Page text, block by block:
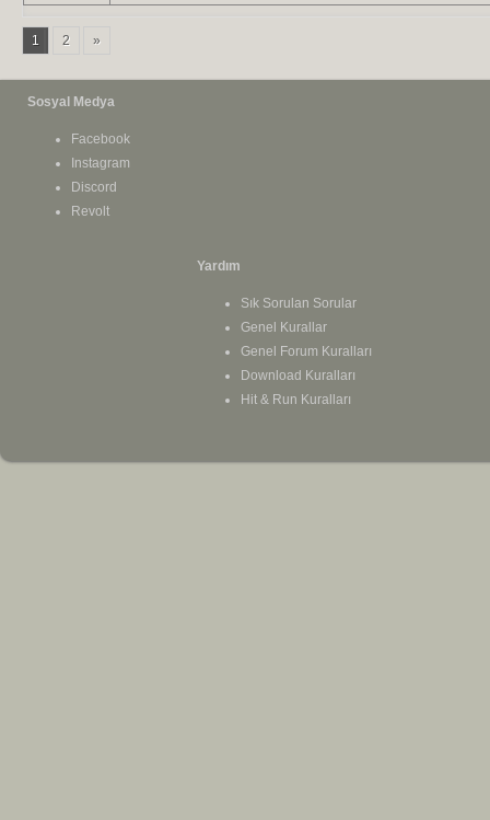
1 2 »
Sosyal Medya
Facebook
Instagram
Discord
Revolt
Yardım
Sık Sorulan Sorular
Genel Kurallar
Genel Forum Kuralları
Download Kuralları
Hit & Run Kuralları